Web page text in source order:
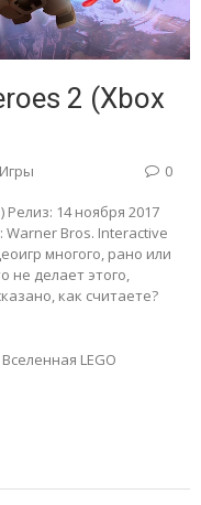
2 (Xbox
Игры 0
Релиз: 14 ноября 2017
Warner Bros. Interactive
многого, рано или
не делает этого,
как считаете?
Вселенная LEGO